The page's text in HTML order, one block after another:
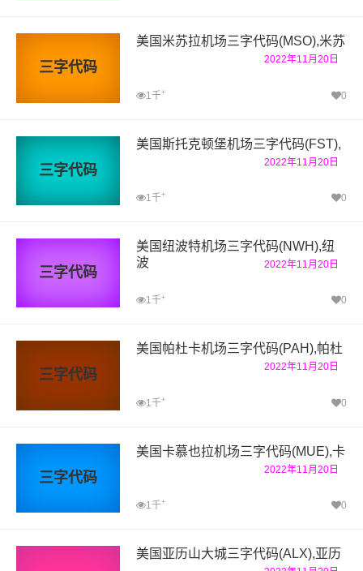
三字代码
美国米苏拉机场三字代码(MSO),米苏
1千+ 0
2022年11月20日
三字代码
美国斯托克顿堡机场三字代码(FST),
1千+ 0
2022年11月20日
三字代码
美国纽波特机场三字代码(NWH),纽
波
1千+ 0
2022年11月20日
三字代码
美国帕杜卡机场三字代码(PAH),帕杜
1千+ 0
2022年11月20日
三字代码
美国卡慕也拉机场三字代码(MUE),卡
1千+ 0
2022年11月20日
美国亚历山大城三字代码(ALX),亚历